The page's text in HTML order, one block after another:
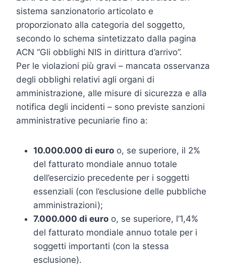
sistema sanzionatorio articolato e
proporzionato alla categoria del soggetto,
secondo lo schema sintetizzato dalla pagina
ACN “Gli obblighi NIS in dirittura d’arrivo”.
Per le violazioni più gravi – mancata osservanza
degli obblighi relativi agli organi di
amministrazione, alle misure di sicurezza e alla
notifica degli incidenti – sono previste sanzioni
amministrative pecuniarie fino a:
10.000.000 di euro o, se superiore, il 2%
del fatturato mondiale annuo totale
dell’esercizio precedente per i soggetti
essenziali (con l’esclusione delle pubbliche
amministrazioni);
7.000.000 di euro o, se superiore, l’1,4%
del fatturato mondiale annuo totale per i
soggetti importanti (con la stessa
esclusione).